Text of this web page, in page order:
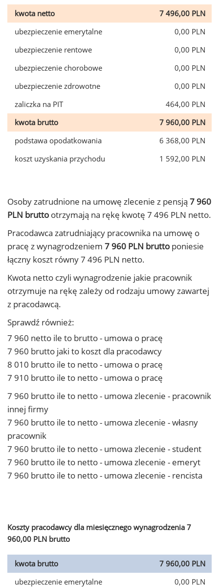
kwota netto
7 496,00 PLN
ubezpieczenie emerytalne
0,00 PLN
ubezpieczenie rentowe
0,00 PLN
ubezpieczenie chorobowe
0,00 PLN
ubezpieczenie zdrowotne
0,00 PLN
zaliczka na PIT
464,00 PLN
kwota brutto
7 960,00 PLN
podstawa opodatkowania
6 368,00 PLN
koszt uzyskania przychodu
1 592,00 PLN
Osoby zatrudnione na umowę zlecenie z pensją 7 960
PLN brutto otrzymają na rękę kwotę 7 496 PLN netto.
Pracodawca zatrudniający pracownika na umowę o
pracę z wynagrodzeniem 7 960 PLN brutto poniesie
łączny koszt równy 7 496 PLN netto.
Kwota netto czyli wynagrodzenie jakie pracownik
otrzymuje na rękę zależy od rodzaju umowy zawartej
z pracodawcą.
Sprawdź również:
7 960 netto ile to brutto - umowa o pracę
7 960 brutto jaki to koszt dla pracodawcy
8 010 brutto ile to netto - umowa o pracę
7 910 brutto ile to netto - umowa o pracę
7 960 brutto ile to netto - umowa zlecenie - pracownik
innej firmy
7 960 brutto ile to netto - umowa zlecenie - własny
pracownik
7 960 brutto ile to netto - umowa zlecenie - student
7 960 brutto ile to netto - umowa zlecenie - emeryt
7 960 brutto ile to netto - umowa zlecenie - rencista
Koszty pracodawcy dla miesięcznego wynagrodzenia 7
960,00 PLN brutto
kwota brutto
7 960,00 PLN
ubezpieczenie emerytalne
0,00 PLN